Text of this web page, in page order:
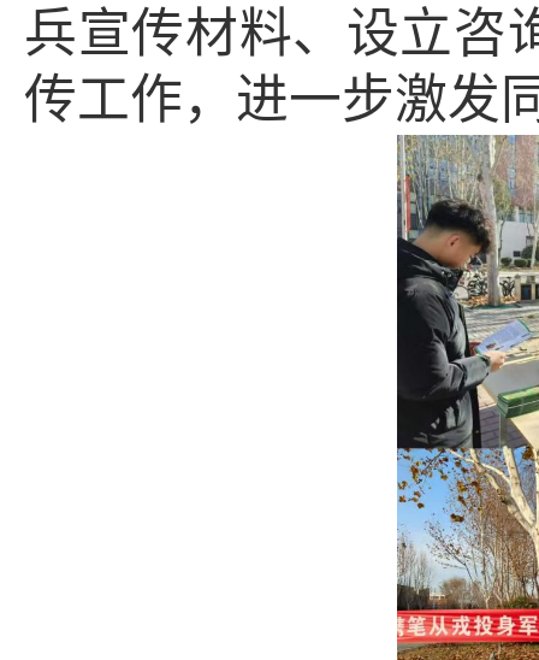
兵宣传材料、设立咨
传工作，进一步激发